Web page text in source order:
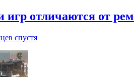
игр отличаются от
спустя